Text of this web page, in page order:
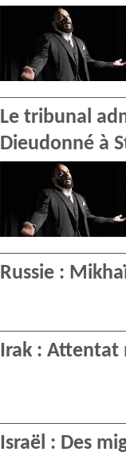
Le tribunal
Dieudonné à
Russie :
Irak : Attentat
Israël : Des